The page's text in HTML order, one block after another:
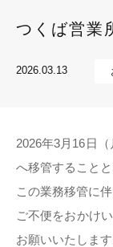
つくば営業
2026.03.13
2026年3月16日
へ移管することと
この業務移管に
ご不便をおかけ
お願いいたします